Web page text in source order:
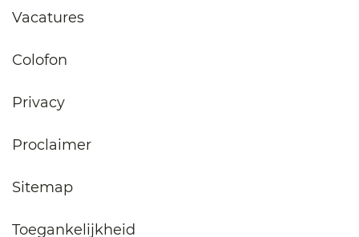
Vacatures
Colofon
Privacy
Proclaimer
Sitemap
Toegankelijkheid